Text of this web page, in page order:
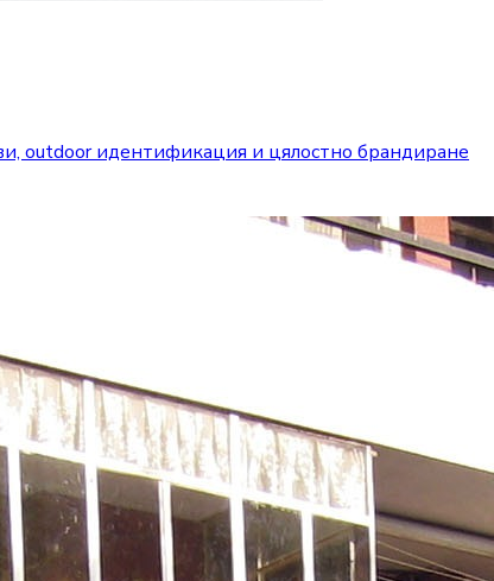
outdoor идентификация и цялостно брандиране